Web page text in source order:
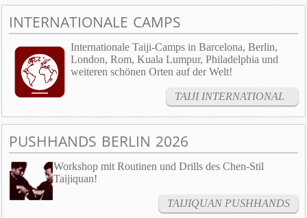
INTERNATIONALE CAMPS
Internationale Taiji-Camps in Barcelona, Berlin,
London, Rom, Kuala Lumpur, Philadelphia und
weiteren schönen Orten auf der Welt!
TAIJI INTERNATIONAL
PUSHHANDS BERLIN 2026
Workshop mit Routinen und Drills des Chen-Stil
Taijiquan!
TAIJIQUAN PUSHHANDS